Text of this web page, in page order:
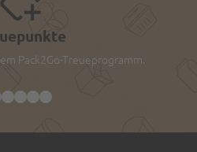
Pack2Go-Treueprogramm.